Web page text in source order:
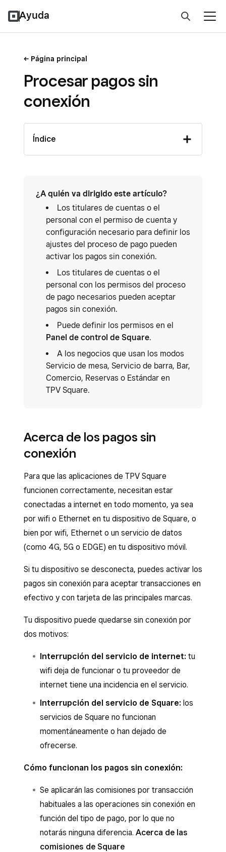
Ayuda
Página principal
Procesar pagos sin
conexión
Índice
¿A quién va dirigido este artículo?
Los titulares de cuentas o el
personal con el permiso de cuenta y
configuración necesario para definir los
ajustes del proceso de pago pueden
activar los pagos sin conexión.
Los titulares de cuentas o el
personal con los permisos del proceso
de pago necesarios pueden aceptar
pagos sin conexión.
Puede definir los permisos en el
Panel de control de Square.
A los negocios que usan los modos
Servicio de mesa, Servicio de barra, Bar,
Comercio, Reservas o Estándar en
TPV Square.
Acerca de los pagos sin
conexión
Para que las aplicaciones de TPV Square
funcionen correctamente, necesitan estar
conectadas a internet en todo momento, ya sea
por wifi o Ethernet en tu dispositivo de Square, o
bien por wifi, Ethernet o un servicio de datos
(como 4G, 5G o EDGE) en tu dispositivo móvil.
Si tu dispositivo se desconecta, puedes activar los
pagos sin conexión para aceptar transacciones en
efectivo y con tarjeta de las principales marcas.
Tu dispositivo puede quedarse sin conexión por
dos motivos:
Interrupción del servicio de internet: tu
wifi deja de funcionar o tu proveedor de
internet tiene una incidencia en el servicio.
Interrupción del servicio de Square: los
servicios de Square no funcionan
momentáneamente o han dejado de
ofrecerse.
Cómo funcionan los pagos sin conexión:
Se aplicarán las comisiones por transacción
habituales a las operaciones sin conexión en
función del tipo de pago, por lo que no
notarás ninguna diferencia. Acerca de las
comisiones de Square